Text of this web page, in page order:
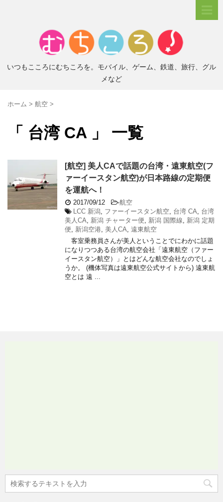
いつもこころにむちころを。モバイル、ゲーム、鉄道、旅行、グル
メなど
ホーム > 航空 >
「 台湾 CA 」 一覧
[航空] 美人CAで話題の台湾・遠東航空(フ
ァーイースタン航空)が日本路線の定期便
を運航へ！
2017/09/12 -航空
LCC 新潟, ファーイースタン航空, 台湾 CA, 台湾
美人CA, 新潟 チャーター便, 新潟 国際線, 新潟 定期
便, 新潟空港, 美人CA, 遠東航空
客室乗務員さんが美人ということでにわかに話題
になりつつある台湾の航空会社「遠東航空（ファー
イースタン航空）」とはどんな航空会社なのでしょ
うか。 (機体写真は遠東航空公式サイトから) 遠東航
空とは 遠 ...